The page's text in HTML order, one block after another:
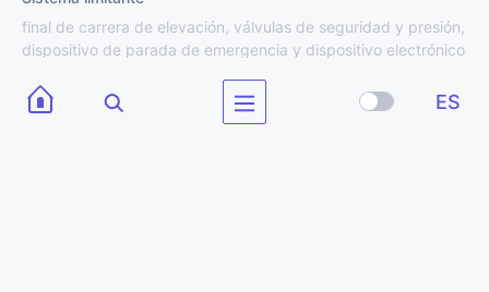
ES
final de carrera de elevación, válvulas de seguridad y presión,
dispositivo de parada de emergencia y dispositivo electrónico